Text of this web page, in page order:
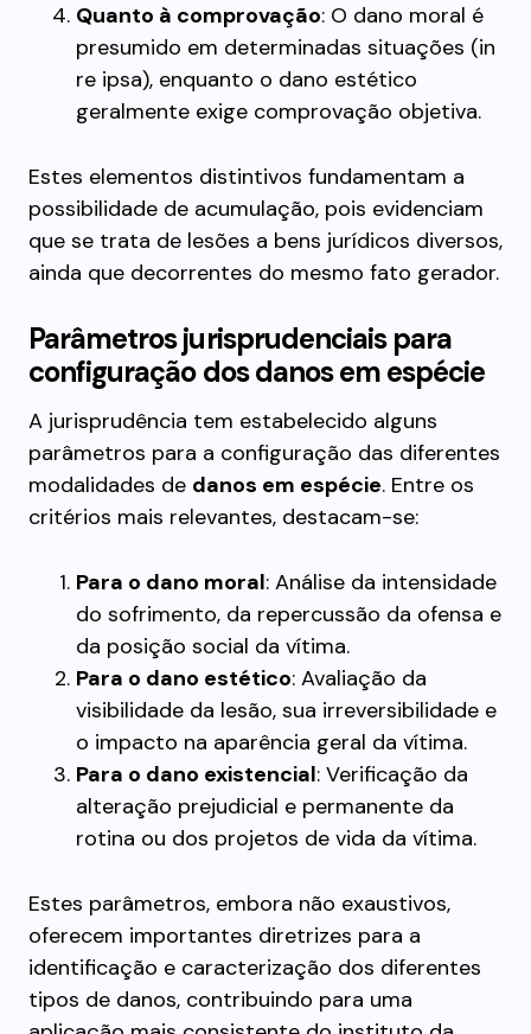
Quanto à comprovação: O dano moral é
presumido em determinadas situações (in
re ipsa), enquanto o dano estético
geralmente exige comprovação objetiva.
Estes elementos distintivos fundamentam a
possibilidade de acumulação, pois evidenciam
que se trata de lesões a bens jurídicos diversos,
ainda que decorrentes do mesmo fato gerador.
Parâmetros jurisprudenciais para
configuração dos danos em espécie
A jurisprudência tem estabelecido alguns
parâmetros para a configuração das diferentes
modalidades de danos em espécie. Entre os
critérios mais relevantes, destacam-se:
Para o dano moral: Análise da intensidade
do sofrimento, da repercussão da ofensa e
da posição social da vítima.
Para o dano estético: Avaliação da
visibilidade da lesão, sua irreversibilidade e
o impacto na aparência geral da vítima.
Para o dano existencial: Verificação da
alteração prejudicial e permanente da
rotina ou dos projetos de vida da vítima.
Estes parâmetros, embora não exaustivos,
oferecem importantes diretrizes para a
identificação e caracterização dos diferentes
tipos de danos, contribuindo para uma